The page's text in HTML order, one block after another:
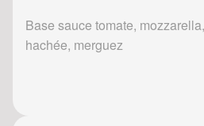
Base sauce tomate,
hachée, merguez